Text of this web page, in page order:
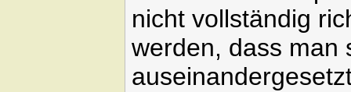
nicht vollständig
werden, dass man